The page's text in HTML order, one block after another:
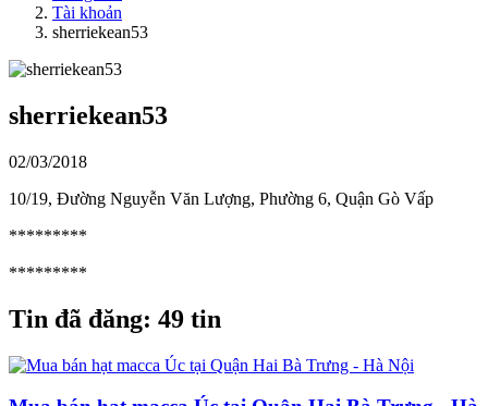
Tài khoản
sherriekean53
sherriekean53
02/03/2018
10/19, Đường Nguyễn Văn Lượng, Phường 6, Quận Gò Vấp
*********
*********
Tin đã đăng: 49 tin